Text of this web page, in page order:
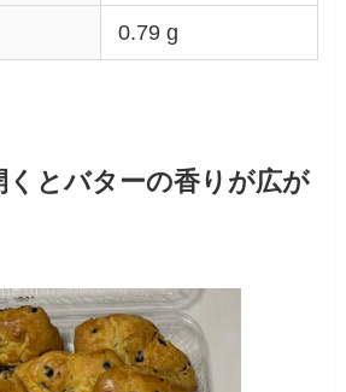
0.79 g
とバターの香りが広が